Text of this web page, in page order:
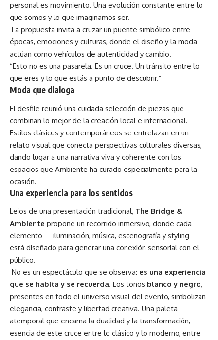
personal es movimiento. Una evolución constante entre lo
que somos y lo que imaginamos ser.
La propuesta invita a cruzar un puente simbólico entre
épocas, emociones y culturas, donde el diseño y la moda
actúan como vehículos de autenticidad y cambio.
“Esto no es una pasarela. Es un cruce. Un tránsito entre lo
que eres y lo que estás a punto de descubrir.”
Moda que dialoga
El desfile reunió una cuidada selección de piezas que
combinan lo mejor de la creación local e internacional.
Estilos clásicos y contemporáneos se entrelazan en un
relato visual que conecta perspectivas culturales diversas,
dando lugar a una narrativa viva y coherente con los
espacios que Ambiente ha curado especialmente para la
ocasión.
Una experiencia para los sentidos
Lejos de una presentación tradicional, The Bridge &
Ambiente propone un recorrido inmersivo, donde cada
elemento —iluminación, música, escenografía y styling—
está diseñado para generar una conexión sensorial con el
público.
No es un espectáculo que se observa: es una experiencia
que se habita y se recuerda. Los tonos blanco y negro,
presentes en todo el universo visual del evento, simbolizan
elegancia, contraste y libertad creativa. Una paleta
atemporal que encarna la dualidad y la transformación,
esencia de este cruce entre lo clásico y lo moderno, entre